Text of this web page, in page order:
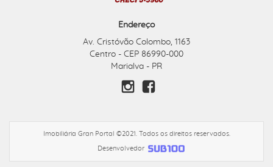
Endereço
Av. Cristóvão Colombo, 1163
Centro - CEP 86990-000
Marialva - PR
Imobiliária Gran Portal ©2021. Todos os direitos reservados.
Desenvolvedor